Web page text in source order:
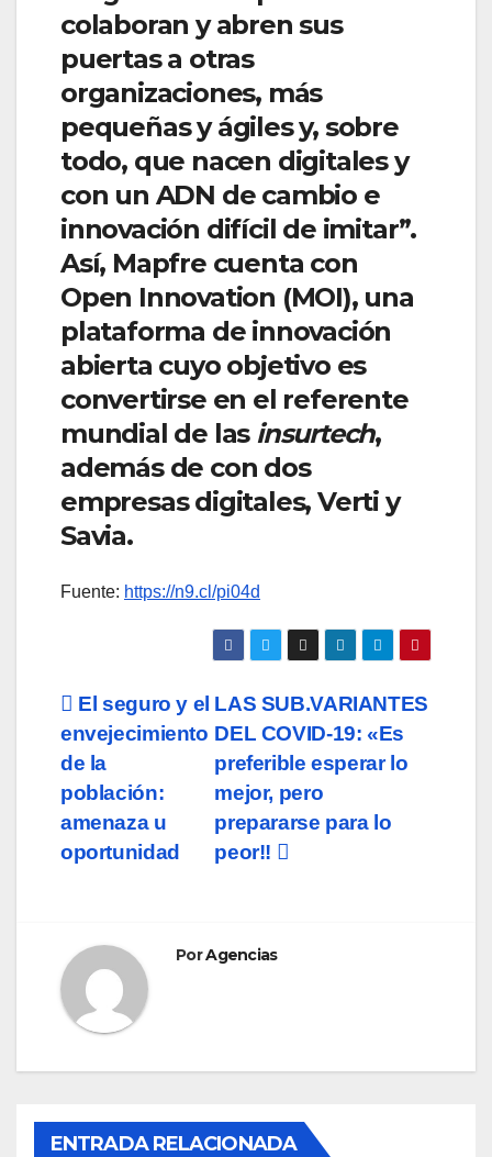
colaboran y abren sus
puertas a otras
organizaciones, más
pequeñas y ágiles y, sobre
todo, que nacen digitales y
con un ADN de cambio e
innovación difícil de imitar”.
Así, Mapfre cuenta con
Open Innovation (MOI), una
plataforma de innovación
abierta cuyo objetivo es
convertirse en el referente
mundial de las insurtech,
además de con dos
empresas digitales, Verti y
Savia.
Fuente: https://n9.cl/pi04d
Navegación
de
entradas
LAS SUB.VARIANTES
DEL COVID-19: «Es
preferible esperar lo
mejor, pero
prepararse para lo
peor!!
El seguro y el
envejecimiento
de la
población:
amenaza u
oportunidad
PorAgencias
ENTRADA RELACIONADA